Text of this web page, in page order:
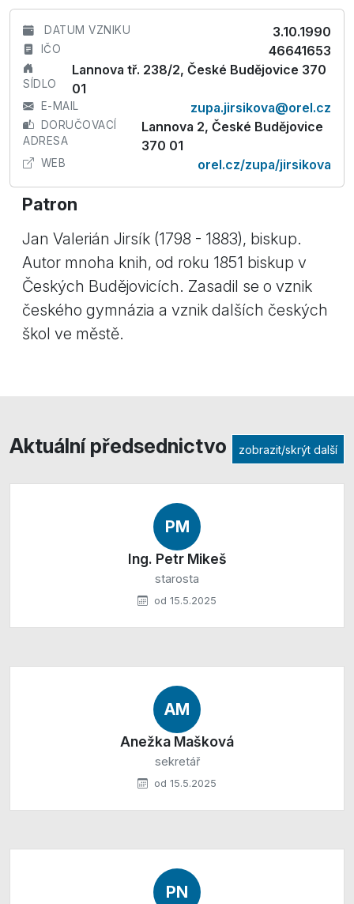
DATUM VZNIKU 3.10.1990
IČO 46641653
SÍDLO
Lannova tř. 238/2, České Budějovice 370
01
E-MAIL zupa.jirsikova@orel.cz
DORUČOVACÍ
ADRESA
Lannova 2, České Budějovice
370 01
WEB orel.cz/zupa/jirsikova
Patron
Jan Valerián Jirsík (1798 - 1883), biskup.
Autor mnoha knih, od roku 1851 biskup v
Českých Budějovicích. Zasadil se o vznik
českého gymnázia a vznik dalších českých
škol ve městě.
Aktuální předsednictvo zobrazit/skrýt další
PM
Ing. Petr Mikeš
starosta
od 15.5.2025
AM
Anežka Mašková
sekretář
od 15.5.2025
PN